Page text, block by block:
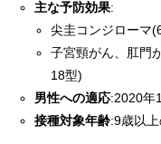
主な予防効果:
尖圭コンジローマ
子宮頸がん、肛門
18型)
男性への適応:2020年
接種対象年齢:9歳以